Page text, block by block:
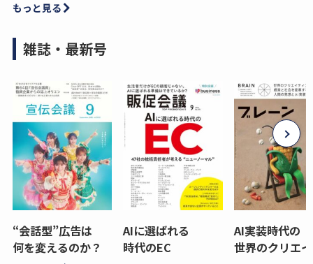
もっと見る
雑誌・最新号
“会話型”広告は
何を変えるのか？
AIに選ばれる
時代のEC
AI実装時代の
世界のクリエ